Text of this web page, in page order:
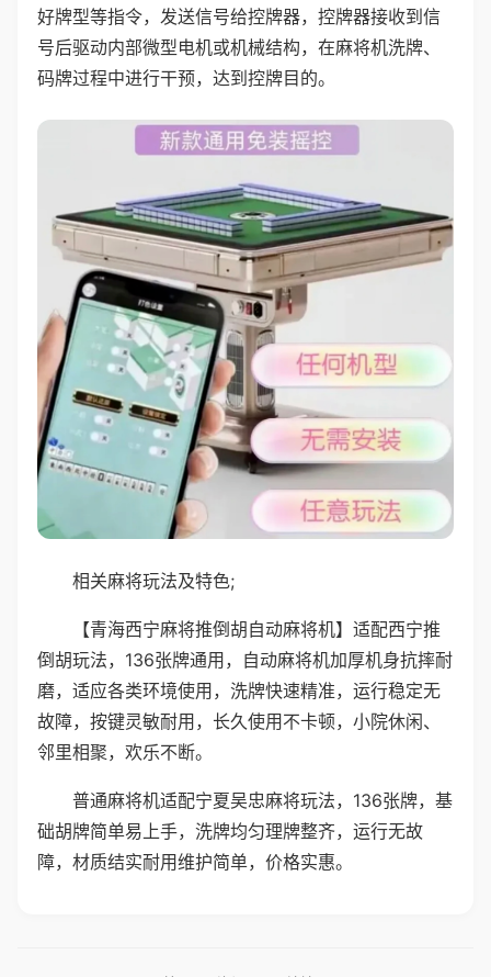
好牌型等指令，发送信号给控牌器，控牌器接收到信
号后驱动内部微型电机或机械结构，在麻将机洗牌、
码牌过程中进行干预，达到控牌目的。
相关麻将玩法及特色;
【青海西宁麻将推倒胡自动麻将机】适配西宁推
倒胡玩法，136张牌通用，自动麻将机加厚机身抗摔耐
磨，适应各类环境使用，洗牌快速精准，运行稳定无
故障，按键灵敏耐用，长久使用不卡顿，小院休闲、
邻里相聚，欢乐不断。
普通麻将机适配宁夏吴忠麻将玩法，136张牌，基
础胡牌简单易上手，洗牌均匀理牌整齐，运行无故
障，材质结实耐用维护简单，价格实惠。